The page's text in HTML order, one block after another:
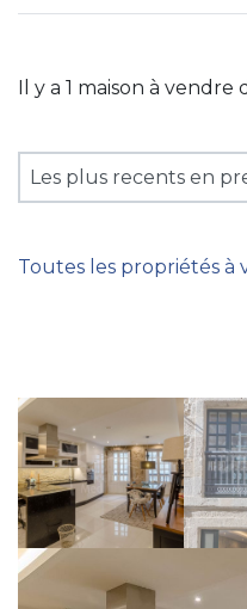
Il y a 1 maison à vendre
Les plus recents en
Toutes les propriétés à